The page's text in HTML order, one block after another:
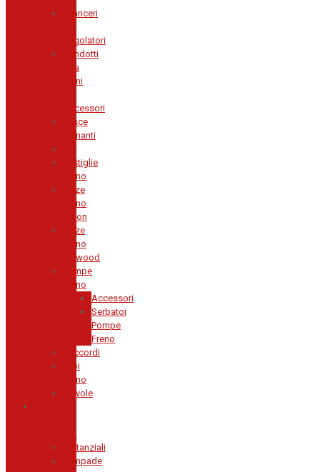
Bilanceri
Regolatori
Condotti
Aria
Freni
Accessori
Fasce
Frenanti
Pastiglie
Freno
Pinze
Freno
Alcon
Pinze
Freno
Wilwood
Pompe
Freno
Accessori
Serbatoi
Pompe
Freno
Raccordi
Tubi
Freno
Valvole
Distanziali
Distanziali
Lampade